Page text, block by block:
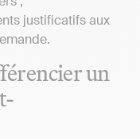
justificatifs aux
un